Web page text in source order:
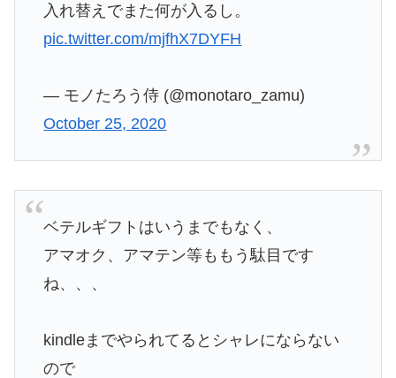
入れ替えでまた何が入るし。
pic.twitter.com/mjfhX7DYFH
— モノたろう侍 (@monotaro_zamu)
October 25, 2020
ベテルギフトはいうまでもなく、
アマオク、アマテン等ももう駄目です
ね、、、
kindleまでやられてるとシャレにならない
ので